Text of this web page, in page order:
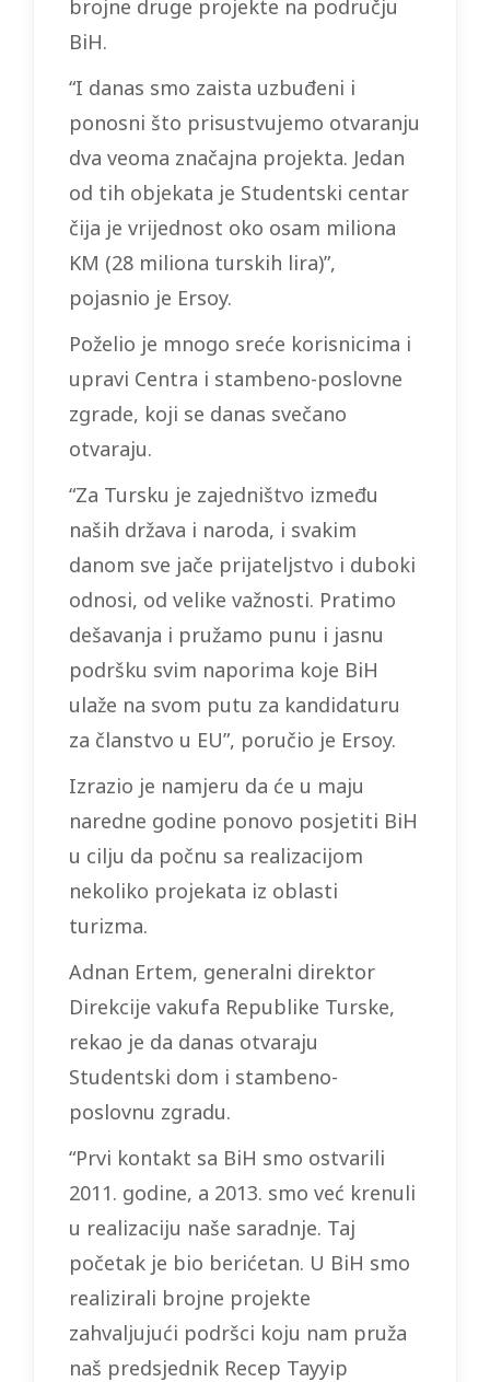
brojne druge projekte na području
BiH.
“I danas smo zaista uzbuđeni i
ponosni što prisustvujemo otvaranju
dva veoma značajna projekta. Jedan
od tih objekata je Studentski centar
čija je vrijednost oko osam miliona
KM (28 miliona turskih lira)”,
pojasnio je Ersoy.
Poželio je mnogo sreće korisnicima i
upravi Centra i stambeno-poslovne
zgrade, koji se danas svečano
otvaraju.
“Za Tursku je zajedništvo između
naših država i naroda, i svakim
danom sve jače prijateljstvo i duboki
odnosi, od velike važnosti. Pratimo
dešavanja i pružamo punu i jasnu
podršku svim naporima koje BiH
ulaže na svom putu za kandidaturu
za članstvo u EU”, poručio je Ersoy.
Izrazio je namjeru da će u maju
naredne godine ponovo posjetiti BiH
u cilju da počnu sa realizacijom
nekoliko projekata iz oblasti
turizma.
Adnan Ertem, generalni direktor
Direkcije vakufa Republike Turske,
rekao je da danas otvaraju
Studentski dom i stambeno-
poslovnu zgradu.
“Prvi kontakt sa BiH smo ostvarili
2011. godine, a 2013. smo već krenuli
u realizaciju naše saradnje. Taj
početak je bio berićetan. U BiH smo
realizirali brojne projekte
zahvaljujući podršci koju nam pruža
naš predsjednik Recep Tayyip